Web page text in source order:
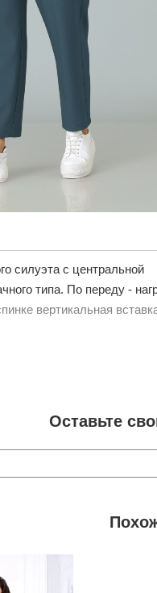
силуэта с центральной
типа. По переду -
вертикальная
Оставьте